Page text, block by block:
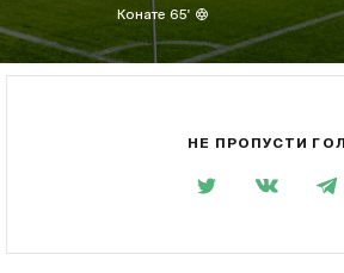
Конате 65'
НЕ ПРОПУСТИ ГОЛ